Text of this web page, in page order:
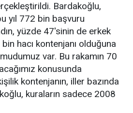
Bardakoğlu,
yıl 772 bin başvuru
yüzde 47'sinin de erkek
hacı kontenjanı olduğuna
var. Bu rakamın 70
konusunda
kontenjanın, iller bazında
kuraların sadece 2008